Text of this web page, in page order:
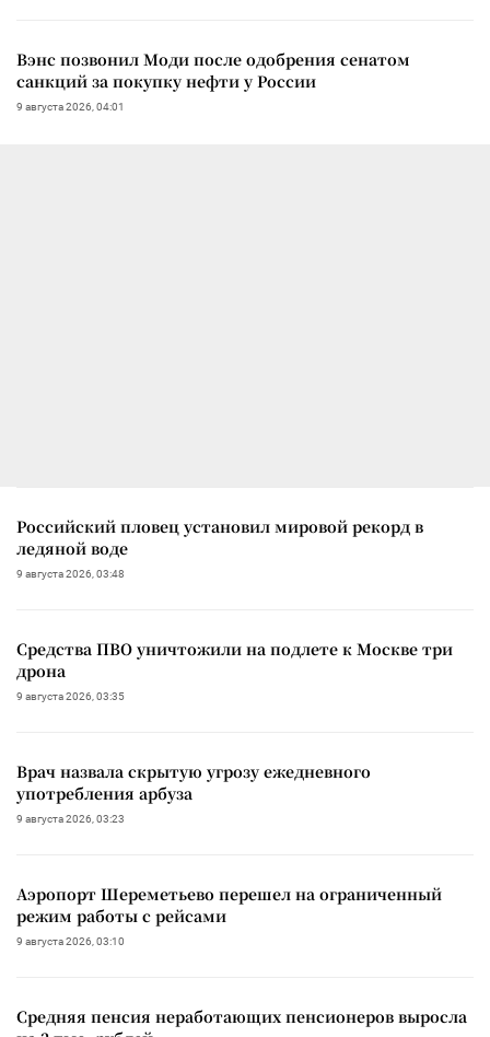
Вэнс позвонил Моди после одобрения сенатом
санкций за покупку нефти у России
9 августа 2026, 04:01
Российский пловец установил мировой рекорд в
ледяной воде
9 августа 2026, 03:48
Средства ПВО уничтожили на подлете к Москве три
дрона
9 августа 2026, 03:35
Врач назвала скрытую угрозу ежедневного
употребления арбуза
9 августа 2026, 03:23
Аэропорт Шереметьево перешел на ограниченный
режим работы с рейсами
9 августа 2026, 03:10
Средняя пенсия неработающих пенсионеров выросла